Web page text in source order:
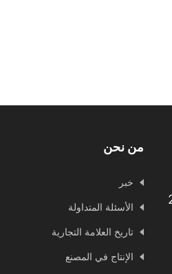
من نحن
خبر
الأسئلة المتداولة
تاريخ العلامة التجارية
الإنتاج في المصنع